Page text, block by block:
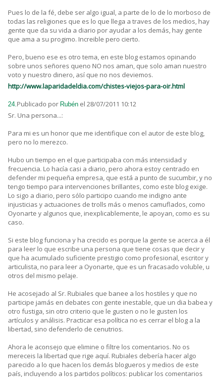
Pues lo de la fé, debe ser algo igual, a parte de lo de lo morboso de
todas las religiones que es lo que llega a traves de los medios, hay
gente que da su vida a diario por ayudar a los demás, hay gente
que ama a su progimo. Increible pero cierto.
Pero, bueno ese es otro tema, en este blog estamos opinando
sobre unos señores queno NO nos aman, que solo aman nuestro
voto y nuestro dinero, así que no nos deviemos.
http://www.laparidadeldia.com/chistes-viejos-para-oir.html
24.Publicado por Rubén el 28/07/2011 10:12
Sr. Una persona...:
Para mi es un honor que me identifique con el autor de este blog,
pero no lo merezco.
Hubo un tiempo en el que participaba con más intensidad y
frecuencia. Lo hacía casi a diario, pero ahora estoy centrado en
defender mi pequeña empresa, que está a punto de sucumbir, y no
tengo tiempo para intervenciones brillantes, como este blog exige.
Lo sigo a diario, pero sólo participo cuando me indigno ante
injusticias y actuaciones de trolls más o menos camuflados, como
Oyonarte y algunos que, inexplicablemente, le apoyan, como es su
caso.
Si este blog funciona y ha crecido es porque la gente se acerca a él
para leer lo que escribe una persona que tiene cosas que decir y
que ha acumulado suficiente prestigio como profesional, escritor y
articulista, no para leer a Oyonarte, que es un fracasado voluble, u
otros del mismo pelaje.
He acosejado al Sr. Rubiales que banee a los hostiles y que no
participe jamás en debates con gente inestable, que un dia babea y
otro fustiga, sin otro criterio que le gusten o no le gusten los
artículos y análisis. Practicar esa política no es cerrar el blog a la
libertad, sino defenderlo de cenutrios.
Ahora le aconsejo que elimine o filtre los comentarios. No os
mereceis la libertad que rige aquí. Rubiales debería hacer algo
parecido a lo que hacen los demás blogueros y medios de este
país, incluyendo a los partidos políticos: publicar los comentarios